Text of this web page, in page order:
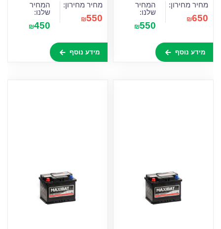
מחיר מחירון:
₪650
המחיר
שלנו:
₪550
מידע נוסף
מחיר מחירון:
₪550
המחיר
שלנו:
₪450
מידע נוסף